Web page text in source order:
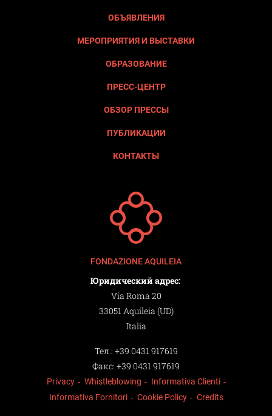
ОБЪЯВЛЕНИЯ
МЕРОПРИЯТИЯ И ВЫСТАВКИ
ОБРАЗОВАНИЕ
ПРЕСС-ЦЕНТР
ОБЗОР ПРЕССЫ
ПУБЛИКАЦИИ
КОНТАКТЫ
FONDAZIONE AQUILEIA
Юридический адрес:
Via Roma 20
33051 Aquileia (UD)
Italia
Тел.: +39 0431 917619
Факс: +39 0431 917619
Privacy Whistleblowing
Informativa Clienti
Informativa Fornitori
Cookie Policy Credits